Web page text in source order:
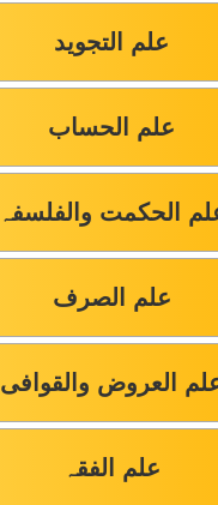
علم التجوید
علم الحساب
الحکمت والفلسفہ
علم الصرف
العروض والقوافی
علم الفقہ